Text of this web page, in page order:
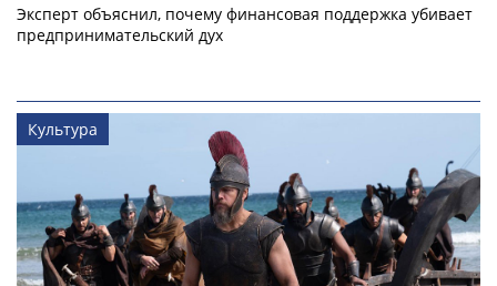
Эксперт объяснил, почему финансовая поддержка убивает
предпринимательский дух
Культура